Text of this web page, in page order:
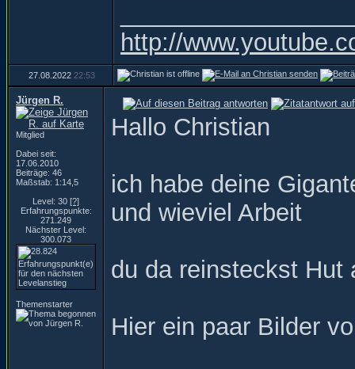
http://
27.08.2022 22:53
Jürgen R.
Mitglied
Dabei seit:
17.06.2010
Beiträge: 46
Maßstab: 1:14,5
Level: 30 [?]
Erfahrungspunkte:
271.249
Nächster Level:
300.073
Themenstarter
Hallo Christian
ich habe deine
und wieviel Arbeit
du da reinsteckst Hut
Hier ein paar Bilder